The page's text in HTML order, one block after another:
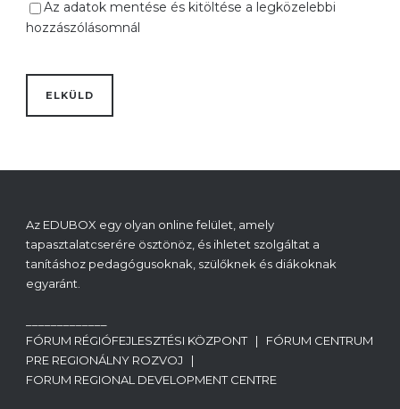
Az adatok mentése és kitöltése a legközelebbi
hozzászólásomnál
Az EDUBOX egy olyan online felület, amely
tapasztalatcserére ösztönöz, és ihletet szolgáltat a
tanításhoz pedagógusoknak, szülőknek és diákoknak
egyaránt.
FÓRUM RÉGIÓFEJLESZTÉSI KÖZPONT | FÓRUM CENTRUM
PRE REGIONÁLNY ROZVOJ |
FORUM REGIONAL DEVELOPMENT CENTRE